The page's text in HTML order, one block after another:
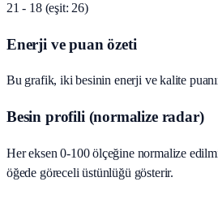
21 - 18 (eşit: 26)
Enerji ve puan özeti
Bu grafik, iki besinin enerji ve kalite
Besin profili (normalize radar)
Her eksen 0-100 ölçeğine normalize
öğede göreceli üstünlüğü gösterir.